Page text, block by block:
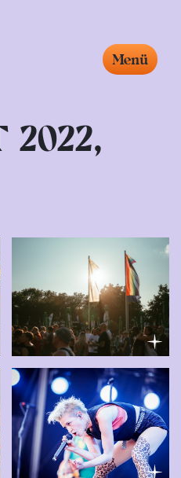
Menü
2022,